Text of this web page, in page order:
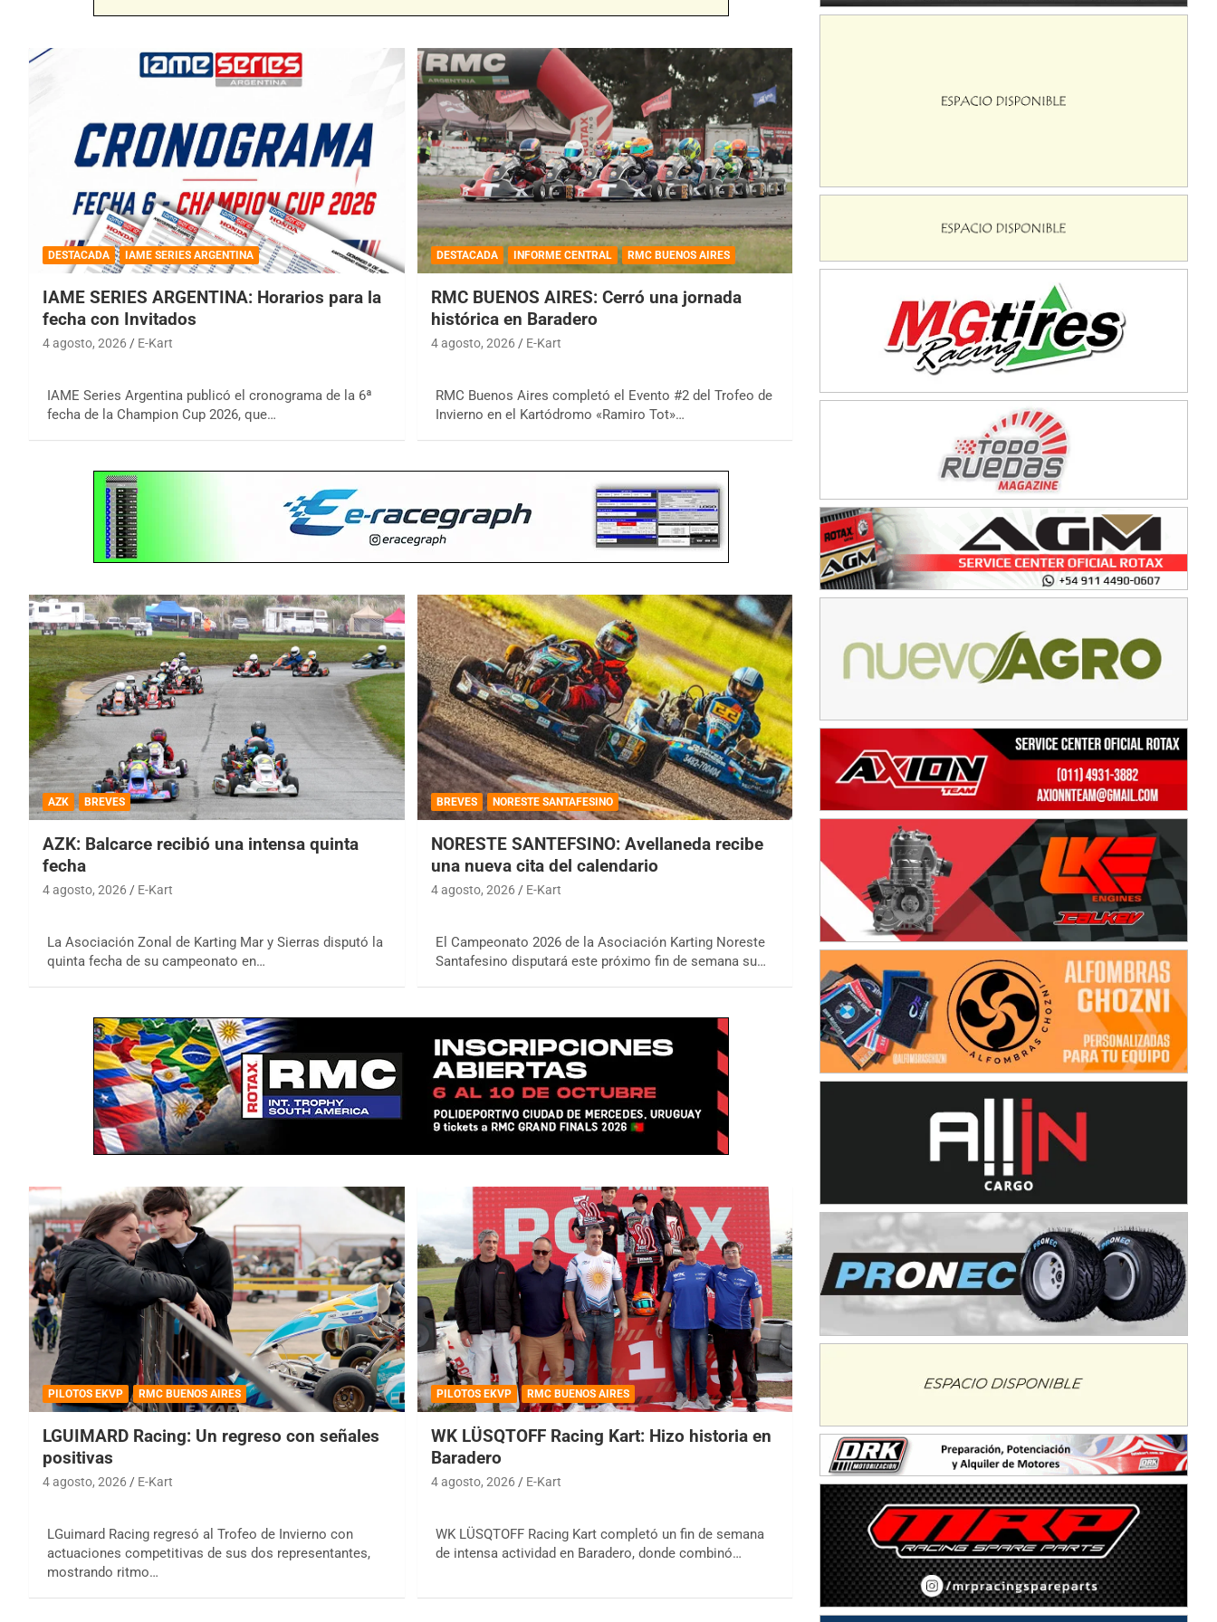
DESTACADA IAME SERIES ARGENTINA
IAME SERIES ARGENTINA: Horarios para la
fecha con Invitados
4 agosto, 2026 E-Kart
IAME Series Argentina publicó el cronograma de la 6ª
fecha de la Champion Cup 2026, que…
DESTACADA INFORME CENTRAL RMC BUENOS AIRES
RMC BUENOS AIRES: Cerró una jornada
histórica en Baradero
4 agosto, 2026 E-Kart
RMC Buenos Aires completó el Evento #2 del Trofeo de
Invierno en el Kartódromo «Ramiro Tot»…
AZK BREVES
AZK: Balcarce recibió una intensa quinta
fecha
4 agosto, 2026 E-Kart
La Asociación Zonal de Karting Mar y Sierras disputó la
quinta fecha de su campeonato en…
BREVES NORESTE SANTAFESINO
NORESTE SANTEFSINO: Avellaneda recibe
una nueva cita del calendario
4 agosto, 2026 E-Kart
El Campeonato 2026 de la Asociación Karting Noreste
Santafesino disputará este próximo fin de semana su…
PILOTOS EKVP RMC BUENOS AIRES
LGUIMARD Racing: Un regreso con señales
positivas
4 agosto, 2026 E-Kart
LGuimard Racing regresó al Trofeo de Invierno con
actuaciones competitivas de sus dos representantes,
mostrando ritmo…
PILOTOS EKVP RMC BUENOS AIRES
WK LÜSQTOFF Racing Kart: Hizo historia en
Baradero
4 agosto, 2026 E-Kart
WK LÜSQTOFF Racing Kart completó un fin de semana
de intensa actividad en Baradero, donde combinó…
Baradero (Buenos Aires)
ENTRERRIANO - F6 (POSTERGADA)
El Cerro (Tierra)
Moto Club Reginense (Tierra)
Juventud Unida (Tierra)
Humboldt (Santa Fe)
Ciudad de Avellaneda (Asfalto)
SUR SANTAFESINO - F4
José Samuel Sánchez (Tierra)
TUCUMANO - F5
Juan Navarro (Asfalto)
El Timbó (Tucumán)